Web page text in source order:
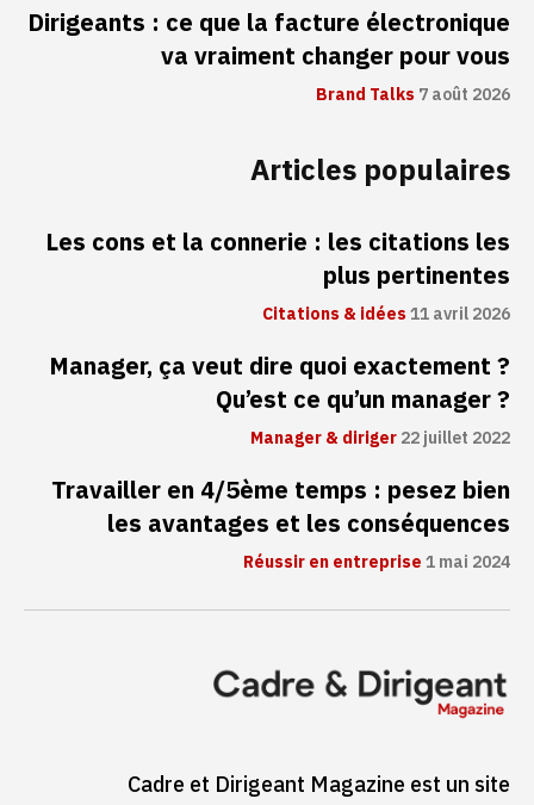
Dirigeants : ce que la facture électronique
va vraiment changer pour vous
Brand Talks7 août 2026
Articles populaires
Les cons et la connerie : les citations les
plus pertinentes
Citations & idées11 avril 2026
Manager, ça veut dire quoi exactement ?
Qu’est ce qu’un manager ?
Manager & diriger22 juillet 2022
Travailler en 4/5ème temps : pesez bien
les avantages et les conséquences
Réussir en entreprise1 mai 2024
Cadre et Dirigeant Magazine est un site